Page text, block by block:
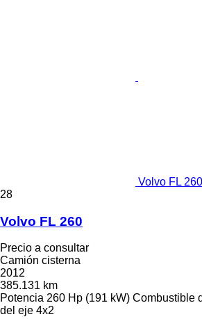
Volvo FL
28
Volvo FL 260
Precio a consultar
Camión cisterna
2012
385.131 km
Potencia 260 Hp (191 kW) Combustible
del eje 4x2